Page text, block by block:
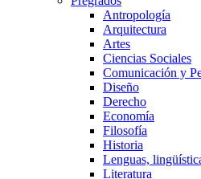
Antropología
Arquitectura
Artes
Ciencias Sociales
Comunicación y
Diseño
Derecho
Economía
Filosofía
Historia
Lenguas,
Literatura